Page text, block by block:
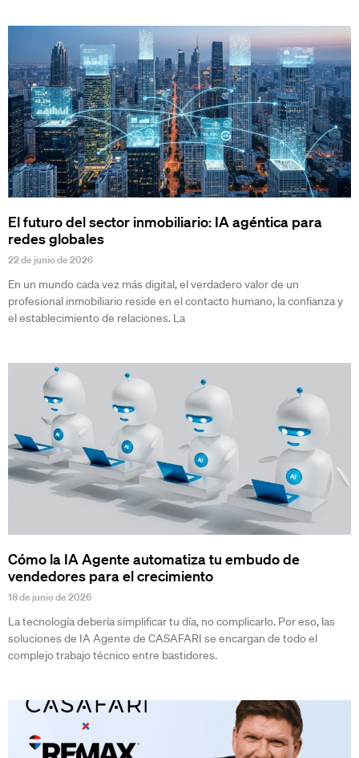
El futuro del sector inmobiliario: IA agéntica para
redes globales
22 de junio de 2026
En un mundo cada vez más digital, el verdadero valor de un
profesional inmobiliario reside en el contacto humano, la confianza y
el establecimiento de relaciones. La
Cómo la IA Agente automatiza tu embudo de
vendedores para el crecimiento
18 de junio de 2026
La tecnología debería simplificar tu día, no complicarlo. Por eso, las
soluciones de IA Agente de CASAFARI se encargan de todo el
complejo trabajo técnico entre bastidores.